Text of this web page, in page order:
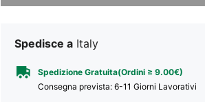
Spedisce a Italy
Spedizione Gratuita(Ordini ≥ 9.00€)
Consegna prevista: 6-11 Giorni Lavorativi